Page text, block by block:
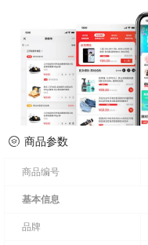
商品参数
商品编号
基本信息
品牌